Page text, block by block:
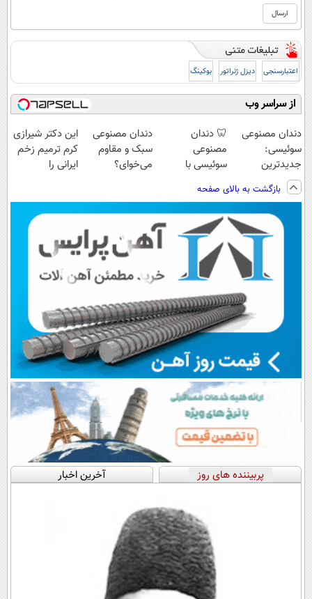
اعتبارسنجی دیزل ژنراتور بوکینگ
از سراسر وب
دندان مصنوعی
سوئیسی:
جدیدترین
فناوری اروپا،
سبک و مقاوم |
پرداخت قسطی
🦷 دندان
مصنوعی
سوئیسی با
دیجیتال |
پرداخت در 4
قسط |📍 تهران
دندان مصنوعی
سبک و مقاوم
می‌خوای؟
📍تهران
این دکتر شیرازی
کرم ترمیم زخم
ایرانی را
بازگشت به بالای صفحه
پربیننده های روز آخرین اخبار